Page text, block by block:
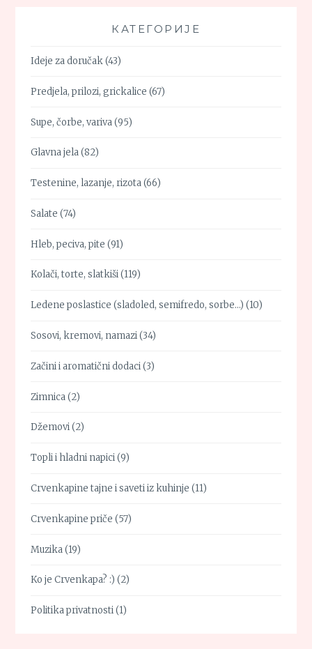
КАТЕГОРИЈЕ
Ideje za doručak(43)
Predjela, prilozi, grickalice (67)
Supe, čorbe, variva(95)
Glavna jela(82)
Testenine, lazanje, rizota(66)
Salate (74)
Hleb, peciva, pite (91)
Kolači, torte, slatkiši(119)
Ledene poslastice (sladoled, semifredo, sorbe…) (10)
Sosovi, kremovi, namazi(34)
Začini i aromatični dodaci(3)
Zimnica(2)
Džemovi(2)
Topli i hladni napici(9)
Crvenkapine tajne i saveti iz kuhinje (11)
Crvenkapine priče (57)
Muzika(19)
Ko je Crvenkapa? :) (2)
Politika privatnosti(1)